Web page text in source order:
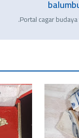
Portal cagar